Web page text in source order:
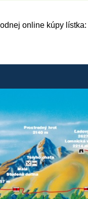
online kúpy lístka: